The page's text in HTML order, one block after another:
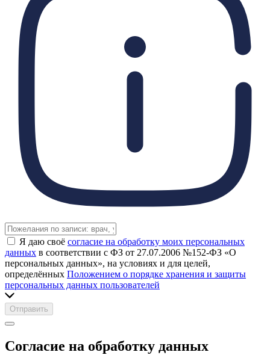
Я даю своё согласие на обработку моих персональных
данных в соответствии с ФЗ от 27.07.2006 №152-ФЗ «О
персональных данных», на условиях и для целей,
определённых Положением о порядке хранения и защиты
персональных данных пользователей
Отправить
Согласие на обработку данных